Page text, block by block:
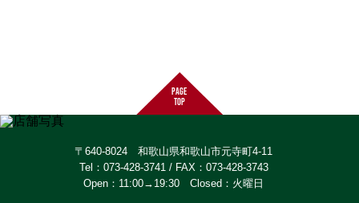
page
top
〒640-8024 和歌山県和歌山市元寺町4-11
Tel：073-428-3741 / FAX：073-428-3743
Open：11:00→19:30 Closed：火曜日